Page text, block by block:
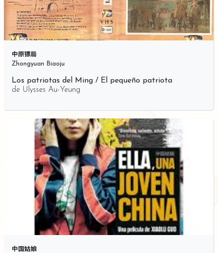
中原镖局
Zhongyuan Biaoju
Los patriotas del Ming / El pequeño patriota
de Ulysses Au-Yeung
中国姑娘